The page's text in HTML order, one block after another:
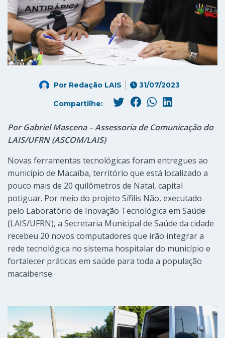
Por Redação LAIS 31/07/2023
Compartilhe:
Por Gabriel Mascena – Assessoria de Comunicação do
LAIS/UFRN (ASCOM/LAIS)
Novas ferramentas tecnológicas foram entregues ao
município de Macaíba, território que está localizado a
pouco mais de 20 quilômetros de Natal, capital
potiguar. Por meio do projeto Sífilis Não, executado
pelo Laboratório de Inovação Tecnológica em Saúde
(LAIS/UFRN), a Secretaria Municipal de Saúde da cidade
recebeu 20 novos computadores que irão integrar a
rede tecnológica no sistema hospitalar do município e
fortalecer práticas em saúde para toda a população
macaibense.